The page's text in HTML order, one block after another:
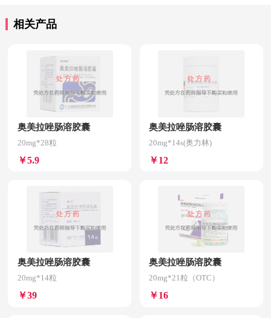
相关产品
奥美拉唑肠溶胶囊
20mg*28粒
￥5.9
奥美拉唑肠溶胶囊
20mg*14s(奥力林)
￥12
奥美拉唑肠溶胶囊
20mg*14粒
￥39
奥美拉唑肠溶胶囊
20mg*21粒（OTC）
￥16